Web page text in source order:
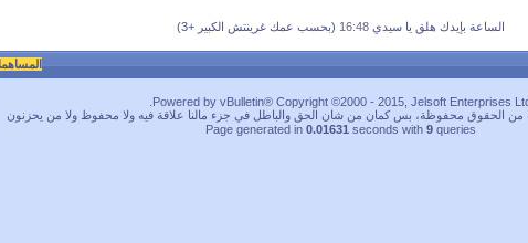
الساعة بإيدك هلق يا سيدي16:48 (بحسب عمك غرينتش الكبير +3)
Powered by vBulletin® Copyright ©2000 - 2015, Jelsoft Enterprises
الحقوق محفوظة، بس كمان من شان الحق والباطل في جزء مالنا علاقة فيه ولا محفوظ ولا من يحزنون
Page generated in 0.01631 seconds with 9queries